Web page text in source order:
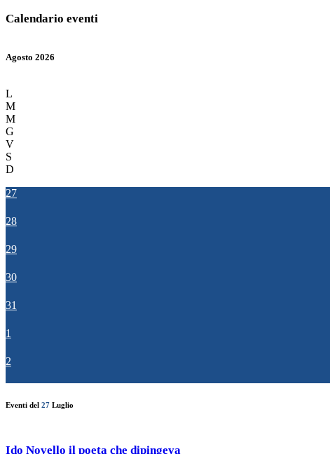
Calendario eventi
Agosto 2026
L
M
M
G
V
S
D
27
28
29
30
31
1
2
Eventi del 27 Luglio
Ido Novello il poeta che dipingeva